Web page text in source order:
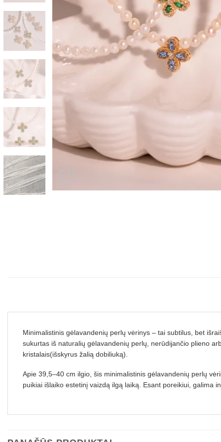
Minimalistinis gėlavandenių perlų vėrinys – tai subtilus, bet
sukurtas iš naturalių gėlavandenių perlų, nerūdijančio plieno
kristalais(išskyrus žalią dobiliuką).
Apie 39,5–40 cm ilgio, šis minimalistinis gėlavandenių perlų
puikiai išlaiko estetinį vaizdą ilgą laiką. Esant poreikiui, galima